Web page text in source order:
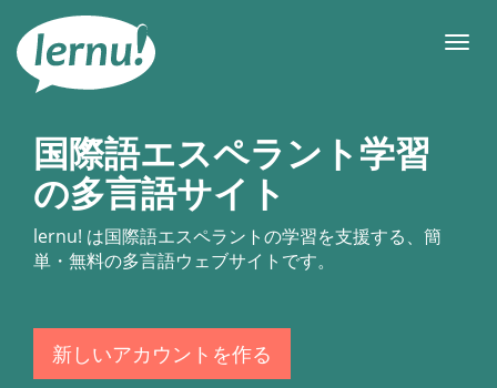
メ
国際語エスペラント学習
の多言語サイト
lernu! は国際語エスペラントの学習を支援する、簡
単・無料の多言語ウェブサイトです。
新しいアカウントを作る